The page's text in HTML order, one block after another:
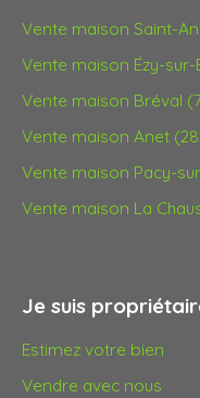
Vente maison Saint-
Vente maison Ézy-sur-
Vente maison Bréval
Vente maison Anet
Vente maison Pacy-
Vente maison La
Je suis
Estimez votre bien
Vendre avec nous